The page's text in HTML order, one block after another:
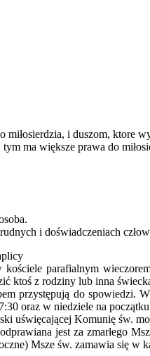
i duszom, ktore
ma większe prawa do
i doświadczeniach
parafialnym
ktoś z rodziny lub inna
przystępują do spowiedzi.
oraz w niedziele na
uświęcającej Komunię św.
jest za zmarłego
Msze św. zamawia się w